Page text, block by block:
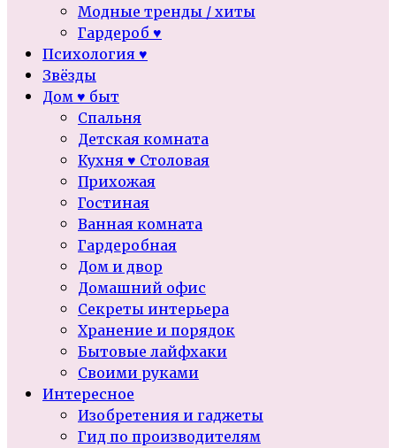
Модные тренды / хиты
Гардероб ♥
Психология ♥
Звёзды
Дом ♥ быт
Спальня
Детская комната
Кухня ♥ Столовая
Прихожая
Гостиная
Ванная комната
Гардеробная
Дом и двор
Домашний офис
Секреты интерьера
Хранение и порядок
Бытовые лайфхаки
Своими руками
Интересное
Изобретения и гаджеты
Гид по производителям